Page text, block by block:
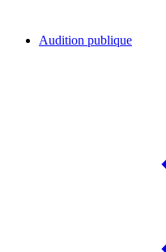
Audition publique